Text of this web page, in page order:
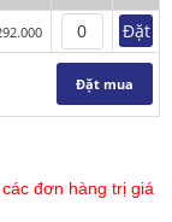
Đặt
Đặt mua
đơn hàng trị giá